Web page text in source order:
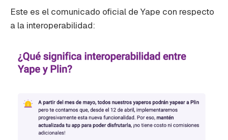
Este es el comunicado oficial de Yape con respecto
a la interoperabilidad: